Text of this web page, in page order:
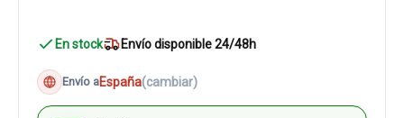
En stock Envío disponible 24/48h
Envío aEspaña(cambiar)